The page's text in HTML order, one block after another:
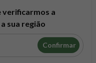
verificarmos a
sua região
Confirmar